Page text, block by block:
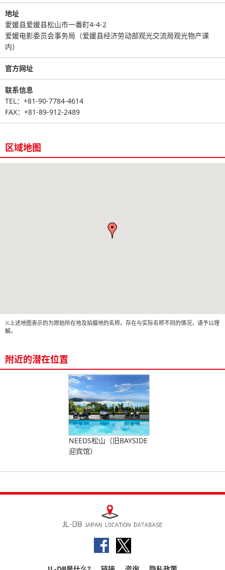
地址
愛媛县爱媛县松山市一番町4-4-2
爱媛电影委员会事务局（爱媛县经济劳动部观光交流局观光物产课
内）
官方网址
联系信息
TEL：+81-90-7784-4614
FAX：+81-89-912-2489
区域地图
※上述地图表示的为原始所在地及拍摄地的名称。存在与实际名称不同的情况，请予以理
解。
附近的潜在位置
NEEDS松山（旧BAYSIDE
迎宾馆）